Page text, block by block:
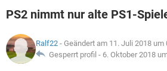
PS2 nimmt nur alte PS1-
Ralf22 - Geändert am 11. Juli 2018 um
Gesperrt profil - 6. Oktober 2018